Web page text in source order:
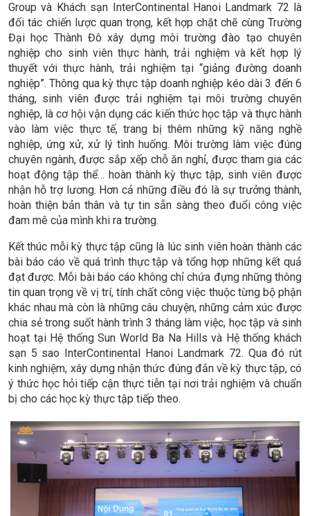
Group và Khách sạn InterContinental Hanoi Landmark 72 là
đối tác chiến lược quan trọng, kết hợp chặt chẽ cùng Trường
Đại học Thành Đô xây dựng môi trường đào tạo chuyên
nghiệp cho sinh viên thực hành, trải nghiệm và kết hợp lý
thuyết với thực hành, trải nghiệm tại “giảng đường doanh
nghiệp”. Thông qua kỳ thực tập doanh nghiệp kéo dài 3 đến 6
tháng, sinh viên được trải nghiệm tại môi trường chuyên
nghiệp, là cơ hội vận dụng các kiến thức học tập và thực hành
vào làm việc thực tế, trang bị thêm những kỹ năng nghề
nghiệp, ứng xử, xử lý tình huống. Môi trường làm việc đúng
chuyên ngành, được sắp xếp chỗ ăn nghỉ, được tham gia các
hoạt động tập thể… hoàn thành kỳ thực tập, sinh viên được
nhận hỗ trợ lương. Hơn cả những điều đó là sự trưởng thành,
hoàn thiện bản thân và tự tin sẵn sàng theo đuổi công việc
đam mê của mình khi ra trường.
Kết thúc mỗi kỳ thực tập cũng là lúc sinh viên hoàn thành các
bài báo cáo về quá trình thực tập và tổng hợp những kết quả
đạt được. Mỗi bài báo cáo không chỉ chứa đựng những thông
tin quan trọng về vị trí, tính chất công việc thuộc từng bộ phận
khác nhau mà còn là những câu chuyện, những cảm xúc được
chia sẻ trong suốt hành trình 3 tháng làm việc, học tập và sinh
hoạt tại Hệ thống Sun World Ba Na Hills và Hệ thống khách
sạn 5 sao InterContinental Hanoi Landmark 72. Qua đó rút
kinh nghiệm, xây dựng nhận thức đúng đắn về kỳ thực tập, có
ý thức học hỏi tiếp cận thực tiễn tại nơi trải nghiệm và chuẩn
bị cho các học kỳ thực tập tiếp theo.